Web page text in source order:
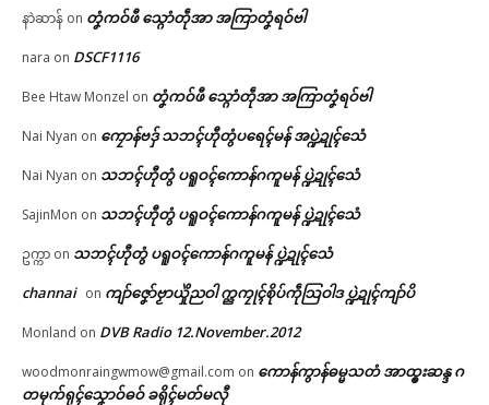
ကေတ်အဆက်
© ဌာန်ပရိုၚ်ဗၠးၜးမန်
ဟိုတ်နူလွဟ်ဇၞော်တမ်ဒပ် (ခမရ –
၅၉၁) ဂှ်ရ ဂကောံသ္ၚိကၟိန်ညး
In "ပရိုၚ်"
နာဲဆာန် on တၞံကဝ်ဖီ သ္ဂောံတဵုအာ အကြာတၞံရဝ်ဗါ
nara on DSCF1116
Bee Htaw Monzel on တၞံကဝ်ဖီ သ္ဂောံတဵုအာ အကြာတၞံရဝ်ဗါ
Nai Nyan on ကၠောန်ဗဒှ် သဘၚ်ဟီုတွံပရေၚ်မန် အပ္ဍဲဍုၚ်သေံ
Nai Nyan on သဘၚ်ဟီုတွံ ပရူဝၚ်ကောန်ဂကူမန် ပ္ဍဲဍုၚ်သေံ
SajinMon on သဘၚ်ဟီုတွံ ပရူဝၚ်ကောန်ဂကူမန် ပ္ဍဲဍုၚ်သေံ
ဥက္ကာ on သဘၚ်ဟီုတွံ ပရူဝၚ်ကောန်ဂကူမန် ပ္ဍဲဍုၚ်သေံ
channai on ကျာ်ဇၞော်ဗၟာယှိုဲညဝါ က္ညကၠုၚ်စိုပ်ကဵုသြဝါဒ ပ္ဍဲဍုၚ်ကျာ်ပိ
Monland on DVB Radio 12.November.2012
woodmonraingwmow@gmail.com on ကောန်ကွာန်ဓမ္မသတံ အာထ္ၜးဆန္ဒ ဂ
တမုက်ရုၚ်သၞောဝ်ဓဝ် ခရိုၚ်မတ်မလီု